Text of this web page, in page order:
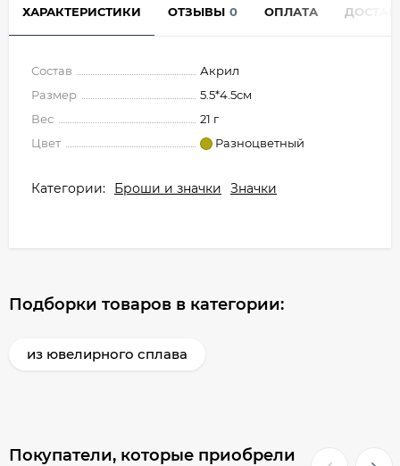
ХАРАКТЕРИСТИКИ ОТЗЫВЫ 0 ОПЛАТА
Состав
Акрил
Размер
5.5*4.5см
Вес
21 г
Цвет
Разноцветный
Категории: Броши и значки Значки
Подборки товаров в категории:
из ювелирного сплава
Покупатели, которые приобрели